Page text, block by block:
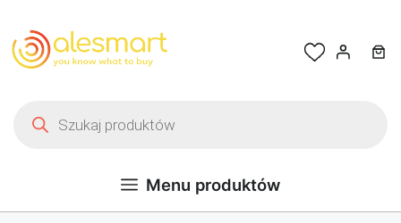
Menu produktów